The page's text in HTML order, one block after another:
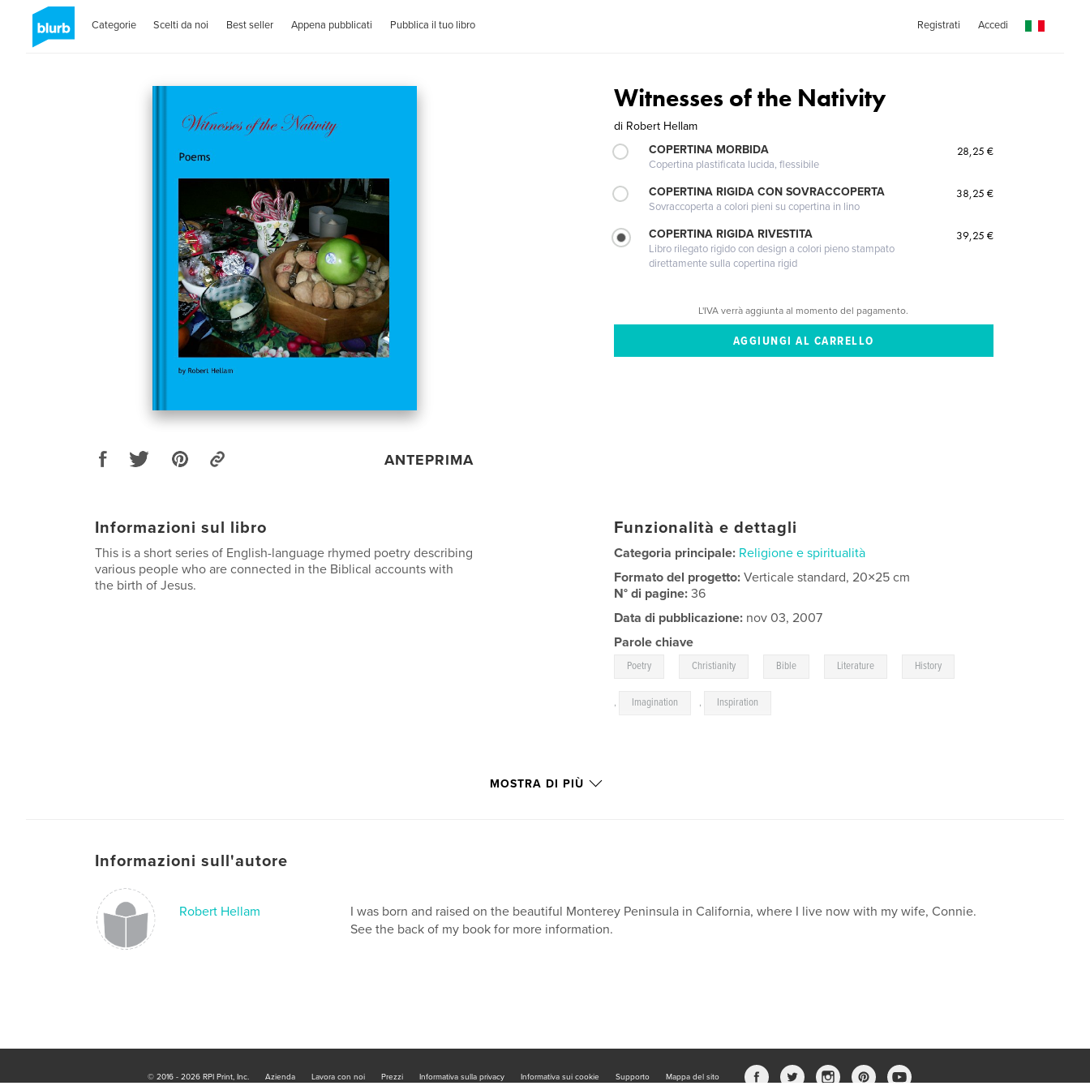
Categorie Scelti da noi Best seller Appena pubblicati Pubblica il tuo libro Registrati Accedi
ANTEPRIMA
Witnesses of the Nativity
di Robert Hellam
COPERTINA MORBIDA
Copertina plastificata lucida, flessibile
28,25 €
COPERTINA RIGIDA CON SOVRACCOPERTA
Sovraccoperta a colori pieni su copertina in lino
38,25 €
COPERTINA RIGIDA RIVESTITA
Libro rilegato rigido con design a colori pieno stampato
direttamente sulla copertina rigid
39,25 €
L'IVA verrà aggiunta al momento del pagamento.
Informazioni sul libro
This is a short series of English-language rhymed poetry describing
various people who are connected in the Biblical accounts with
the birth of Jesus.
Funzionalità e dettagli
Categoria principale: Religione e spiritualità
Formato del progetto:Verticale standard, 20×25 cm
N° di pagine:36
Data di pubblicazione: nov 03, 2007
Parole chiave
Poetry Christianity Bible Literature History
, Imagination , Inspiration
MOSTRA DI PIÙ
Informazioni sull'autore
Robert Hellam
I was born and raised on the beautiful Monterey Peninsula in California, where I live now with my wife, Connie.
See the back of my book for more information.
© 2016 - 2026 RPI Print, Inc. Azienda Lavora con noi Prezzi Informativa sulla privacy Informativa sui cookie Supporto Mappa del sito